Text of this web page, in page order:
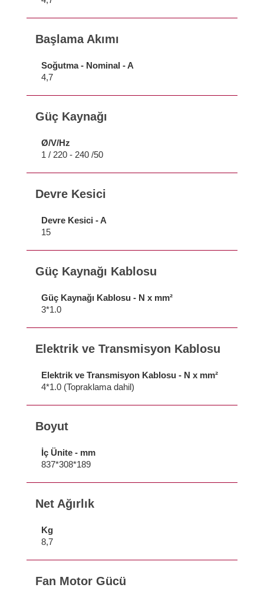
Başlama Akımı
Soğutma - Nominal - A
4,7
Güç Kaynağı
Ø/V/Hz
1 / 220 - 240 /50
Devre Kesici
Devre Kesici - A
15
Güç Kaynağı Kablosu
Güç Kaynağı Kablosu - N x mm²
3*1.0
Elektrik ve Transmisyon Kablosu
Elektrik ve Transmisyon Kablosu - N x mm²
4*1.0 (Topraklama dahil)
Boyut
İç Ünite - mm
837*308*189
Net Ağırlık
Kg
8,7
Fan Motor Gücü